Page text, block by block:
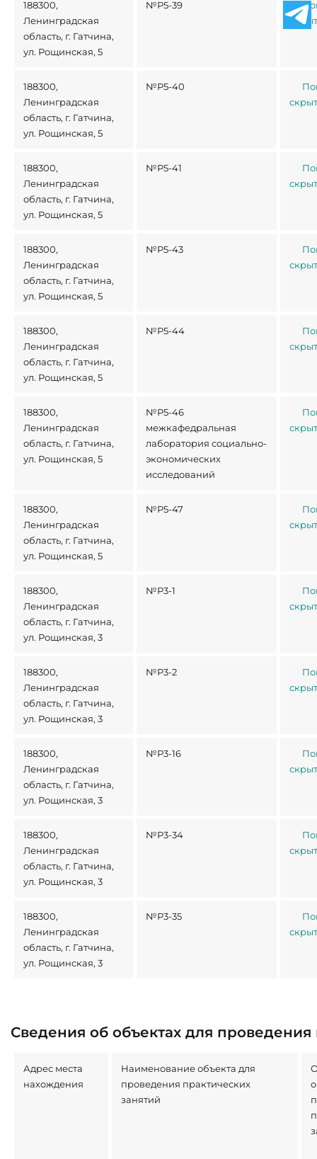
188300,
Ленинградская
область, г. Гатчина,
ул. Рощинская, 5
№Р5-39
188300,
Ленинградская
область, г. Гатчина,
ул. Рощинская, 5
№Р5-40
188300,
Ленинградская
область, г. Гатчина,
ул. Рощинская, 5
№Р5-41
188300,
Ленинградская
область, г. Гатчина,
ул. Рощинская, 5
№Р5-43
188300,
Ленинградская
область, г. Гатчина,
ул. Рощинская, 5
№Р5-44
188300,
Ленинградская
область, г. Гатчина,
ул. Рощинская, 5
№Р5-46
межкафедральная
лаборатория социально-
экономических
исследований
188300,
Ленинградская
область, г. Гатчина,
ул. Рощинская, 5
№Р5-47
188300,
Ленинградская
область, г. Гатчина,
ул. Рощинская, 3
№Р3-1
188300,
Ленинградская
область, г. Гатчина,
ул. Рощинская, 3
№Р3-2
188300,
Ленинградская
область, г. Гатчина,
ул. Рощинская, 3
№Р3-16
188300,
Ленинградская
область, г. Гатчина,
ул. Рощинская, 3
№Р3-34
188300,
Ленинградская
область, г. Гатчина,
ул. Рощинская, 3
№Р3-35
Сведения об объектах для проведения
Адрес места
нахождения
Наименование объекта для
проведения практических
занятий